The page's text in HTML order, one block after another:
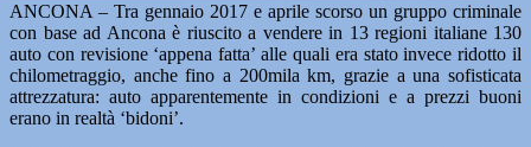
ANCONA – Tra gennaio 2017 e aprile scorso un gruppo criminale
con base ad Ancona è riuscito a vendere in 13 regioni italiane 130
auto con revisione ‘appena fatta’ alle quali era stato invece ridotto il
chilometraggio, anche fino a 200mila km, grazie a una sofisticata
attrezzatura: auto apparentemente in condizioni e a prezzi buoni
erano in realtà ‘bidoni’.